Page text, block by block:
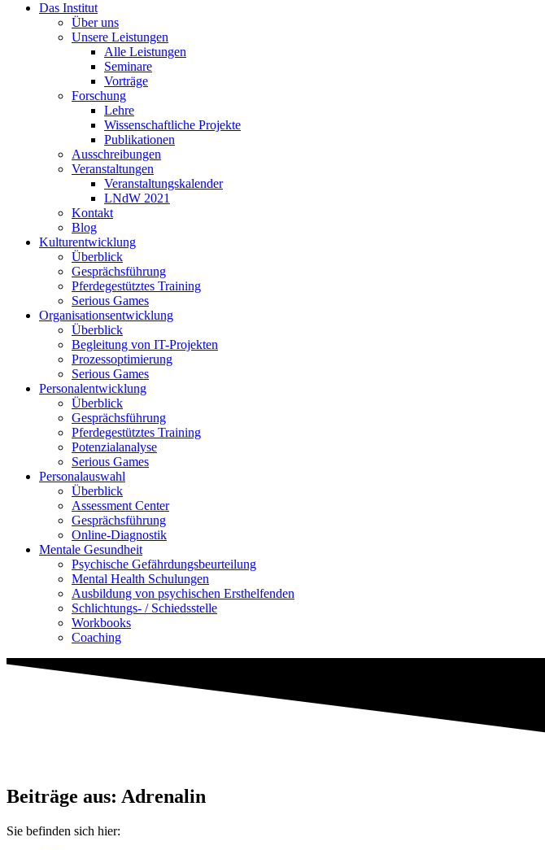
Das Institut
Über uns
Unsere Leistungen
Alle Leistungen
Seminare
Vorträge
Forschung
Lehre
Wissenschaftliche Projekte
Publikationen
Ausschreibungen
Veranstaltungen
Veranstaltungskalender
LNdW 2021
Kontakt
Blog
Kulturentwicklung
Überblick
Gesprächsführung
Pferdegestütztes Training
Serious Games
Organisationsentwicklung
Überblick
Begleitung von IT-Projekten
Prozessoptimierung
Serious Games
Personalentwicklung
Überblick
Gesprächsführung
Pferdegestütztes Training
Potenzialanalyse
Serious Games
Personalauswahl
Überblick
Assessment Center
Gesprächsführung
Online-Diagnostik
Mentale Gesundheit
Psychische Gefährdungs­beurteilung
Mental Health Schulungen
Ausbildung von psychischen Ersthelfenden
Schlichtungs- / Schiedsstelle
Workbooks
Coaching
Beiträge aus: Adrenalin
Sie befinden sich hier: